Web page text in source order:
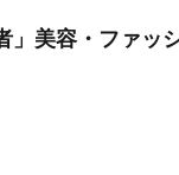
」美容・ファ